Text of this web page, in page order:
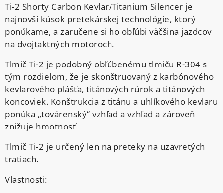
Ti-2 Shorty Carbon Kevlar/Titanium Silencer je
najnovší kúsok pretekárskej technológie, ktorý
ponúkame, a zaručene si ho obľúbi väčšina jazdcov
na dvojtaktných motoroch.
Tlmič Ti-2 je podobný obľúbenému tlmiču R-304 s
tým rozdielom, že je skonštruovaný z karbónového
kevlarového plášťa, titánových rúrok a titánových
koncoviek. Konštrukcia z titánu a uhlíkového kevlaru
ponúka „továrenský“ vzhľad a vzhľad a zároveň
znižuje hmotnosť.
Tlmič Ti-2 je určený len na preteky na uzavretých
tratiach.
Vlastnosti: